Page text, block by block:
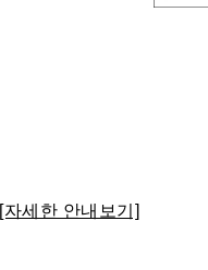
[자세한 안내보기]